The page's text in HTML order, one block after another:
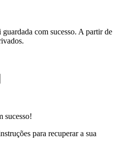
com sucesso. A partir de
sucesso!
para recuperar a sua